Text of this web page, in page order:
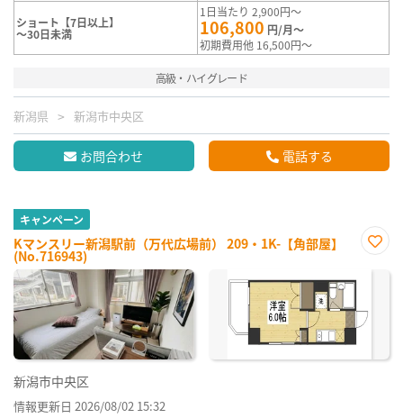
ショート【7日以上】
～30日未満
1日当たり 2,900円～
106,800 円/月～
初期費用他 16,500円～
高級・ハイグレード
新潟県 新潟市中央区
お問合わせ 電話する
キャンペーン
Kマンスリー新潟駅前（万代広場前） 209・1K-【角部屋】
(No.716943)
に入
新潟市中央区
情報更新日 2026/08/02 15:32